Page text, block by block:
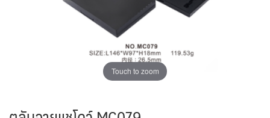
Touch to zoom